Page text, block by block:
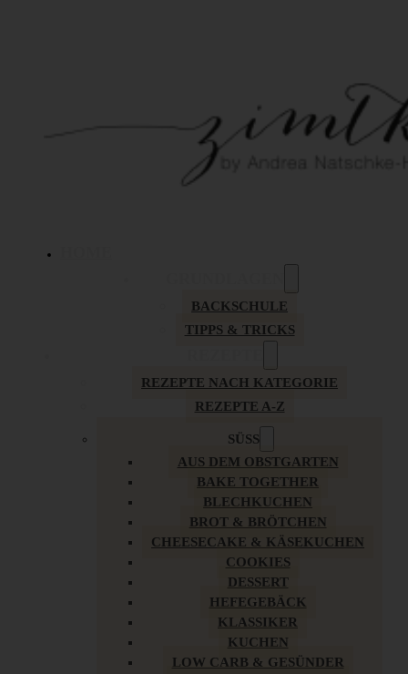
BACKSCHULE
TIPPS & TRICKS
REZEPTE NACH KATEGORIE
REZEPTE A-Z
SÜSS
AUS DEM OBSTGARTEN
BAKE TOGETHER
BLECHKUCHEN
BROT & BRÖTCHEN
CHEESECAKE & KÄSEKUCHEN
COOKIES
DESSERT
HEFEGEBÄCK
KLASSIKER
KUCHEN
LOW CARB & GESÜNDER